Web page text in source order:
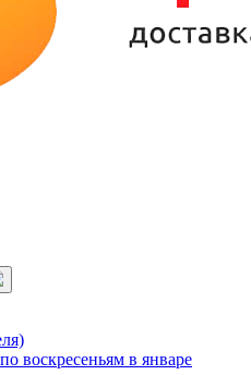
воскресеньям в январе